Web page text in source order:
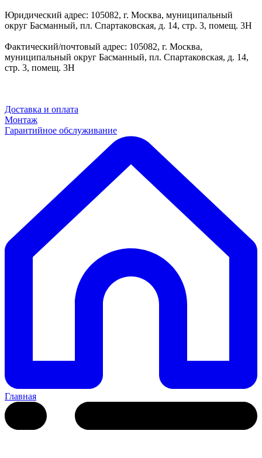
Юридический адрес: 105082, г. Москва, муниципальный
округ Басманный, пл. Спартаковская, д. 14, стр. 3, помещ. 3Н
Фактический/почтовый адрес: 105082, г. Москва,
муниципальный округ Басманный, пл. Спартаковская, д. 14,
стр. 3, помещ. 3Н
Доставка и оплата
Монтаж
Гарантийное обслуживание
Главная